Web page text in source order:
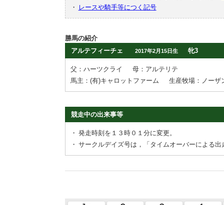
・
レースや騎手等につく記号
勝馬の紹介
アルテフィーチェ
2017年2月15日生 牝3
父：ハーツクライ
母：アルテリテ
馬主：(有)キャロットファーム
生産牧場：ノーザ
競走中の出来事等
・ 発走時刻を１３時０１分に変更。
・ サークルデイズ号は，「タイムオーバーによる